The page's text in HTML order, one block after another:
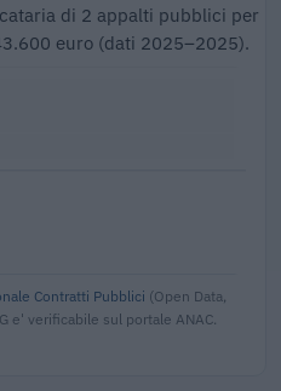
di 2 appalti pubblici per
euro (dati 2025–2025).
Contratti Pubblici (Open Data,
e' verificabile sul portale ANAC.